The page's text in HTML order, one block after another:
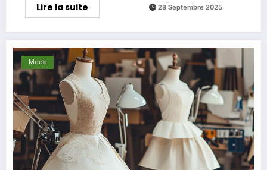
Lire la suite 28 Septembre 2025
Mode